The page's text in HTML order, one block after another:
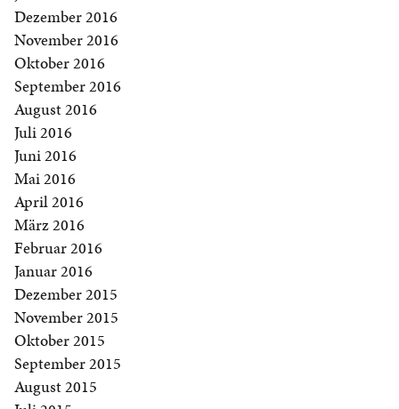
Dezember 2016
November 2016
Oktober 2016
September 2016
August 2016
Juli 2016
Juni 2016
Mai 2016
April 2016
März 2016
Februar 2016
Januar 2016
Dezember 2015
November 2015
Oktober 2015
September 2015
August 2015